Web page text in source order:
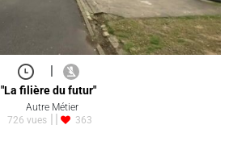
|
"La filière du futur"
Autre Métier
726 vues
363